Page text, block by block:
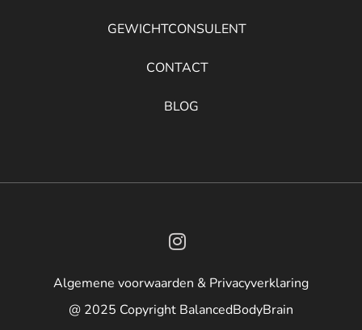
GEWICHTCONSULENT
CONTACT
BLOG
Algemene voorwaarden & Privacyverklaring
@ 2025 Copyright BalancedBodyBrain